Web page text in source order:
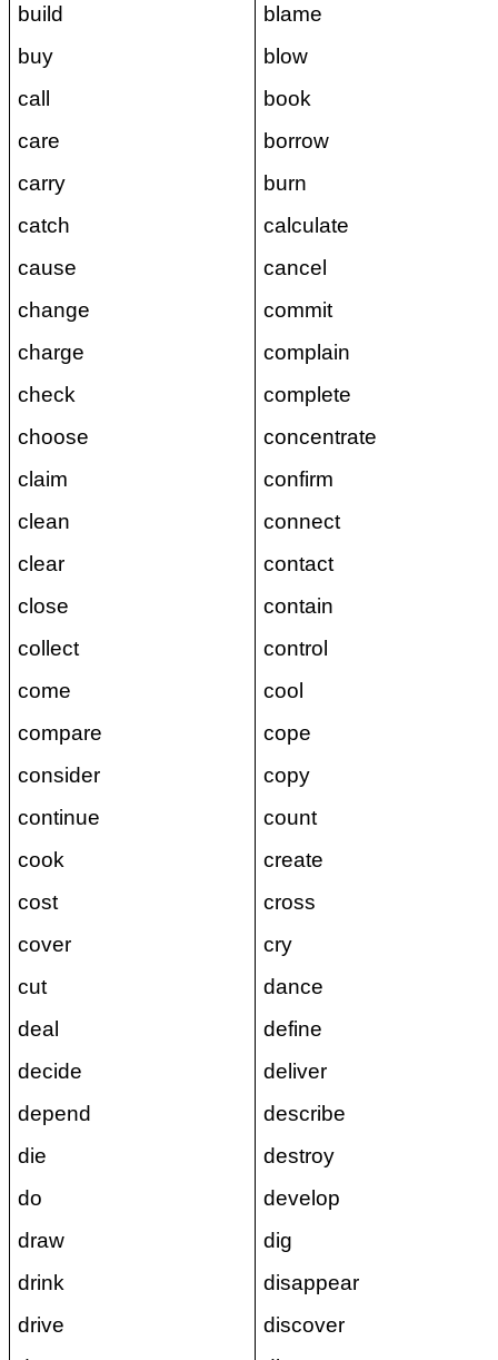
build
buy
call
care
carry
catch
cause
change
charge
check
choose
claim
clean
clear
close
collect
come
compare
consider
continue
cook
cost
cover
cut
deal
decide
depend
die
do
draw
drink
drive
blame
blow
book
borrow
burn
calculate
cancel
commit
complain
complete
concentrate
confirm
connect
contact
contain
control
cool
cope
copy
count
create
cross
cry
dance
define
deliver
describe
destroy
develop
dig
disappear
discover